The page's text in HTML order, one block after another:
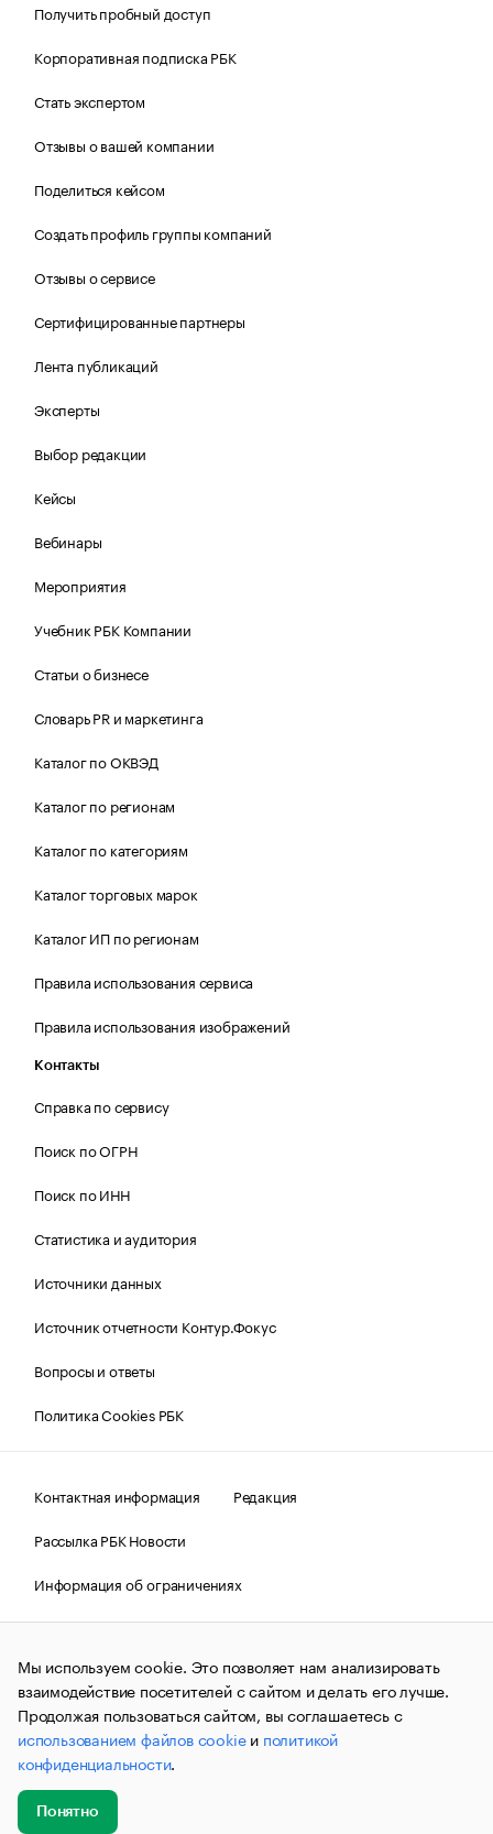
Получить пробный доступ
Корпоративная подписка РБК
Стать экспертом
Отзывы о вашей компании
Поделиться кейсом
Создать профиль группы компаний
Отзывы о сервисе
Сертифицированные партнеры
Лента публикаций
Эксперты
Выбор редакции
Кейсы
Вебинары
Мероприятия
Учебник РБК Компании
Статьи о бизнесе
Словарь PR и маркетинга
Каталог по ОКВЭД
Каталог по регионам
Каталог по категориям
Каталог торговых марок
Каталог ИП по регионам
Правила использования сервиса
Правила использования изображений
Контакты
Справка по сервису
Поиск по ОГРН
Поиск по ИНН
Статистика и аудитория
Источники данных
Источник отчетности Контур.Фокус
Вопросы и ответы
Политика Cookies РБК
Контактная информация
Редакция
Рассылка РБК Новости
Информация об ограничениях
Правовая информация
О соблюдении авторских прав
© АО «РОСБИЗНЕСКОНСАЛТИНГ»,1995–2026.Сообщения
и материалы информационного агентства «РБК»
(зарегистрировано Федеральной службой по надзору в сфере
связи, информационных технологий и массовых
коммуникаций (Роскомнадзор) 09.12.2015 за номером ИА
№ФС77-63848) сопровождаются пометкой «РБК». Отдельные
публикации могут содержать информацию,
не предназначенную для пользователей
до 18 лет.
Мы используем cookie. Это позволяет нам анализировать
взаимодействие посетителей с сайтом и делать его лучше.
Продолжая пользоваться сайтом, вы соглашаетесь с
использованием файлов cookieи политикой
конфиденциальности.
Понятно